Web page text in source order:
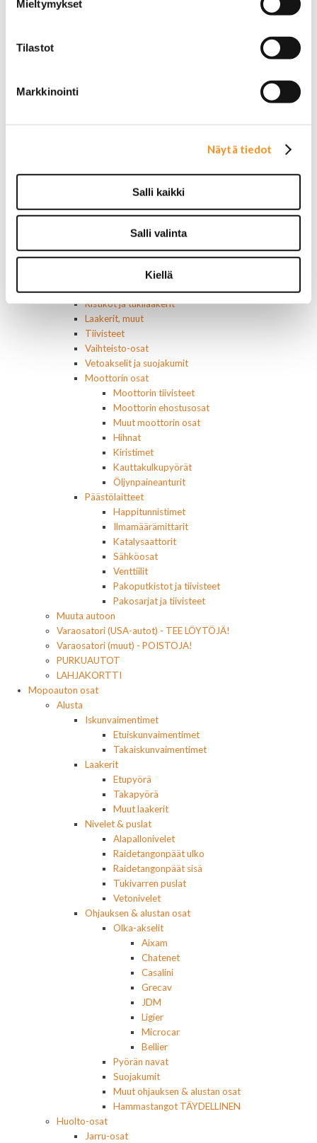
Mieltymykset
Tilastot
Markkinointi
Näytä tiedot
Salli kaikki
Salli valinta
Kiellä
Chevrolet
Rekisterikilven kehykset
Sivulasivisiirit ja tuuliohjaimet
Työkalulaatikot
Vetokoukun peitelevyt
Muut ulkopuolen osat
Voimansiirto
Ristikot ja tukilaakerit
Laakerit, muut
Tiivisteet
Vaihteisto-osat
Vetoakselit ja suojakumit
Moottorin osat
Moottorin tiivisteet
Moottorin ehostusosat
Muut moottorin osat
Hihnat
Kiristimet
Kauttakulkupyörät
Öljynpaineanturit
Päästölaitteet
Happitunnistimet
Ilmamäärämittarit
Katalysaattorit
Sähköosat
Venttiilit
Pakoputkistot ja tiivisteet
Pakosarjat ja tiivisteet
Muuta autoon
Varaosatori (USA-autot) - TEE LÖYTÖJÄ!
Varaosatori (muut) - POISTOJA!
PURKUAUTOT
LAHJAKORTTI
Mopoauton osat
Alusta
Iskunvaimentimet
Etuiskunvaimentimet
Takaiskunvaimentimet
Laakerit
Etupyörä
Takapyörä
Muut laakerit
Nivelet & puslat
Alapallonivelet
Raidetangonpäät ulko
Raidetangonpäät sisä
Tukivarren puslat
Vetonivelet
Ohjauksen & alustan osat
Olka-akselit
Aixam
Chatenet
Casalini
Grecav
JDM
Ligier
Microcar
Bellier
Pyörän navat
Suojakumit
Muut ohjauksen & alustan osat
Hammastangot TÄYDELLINEN
Huolto-osat
Jarru-osat